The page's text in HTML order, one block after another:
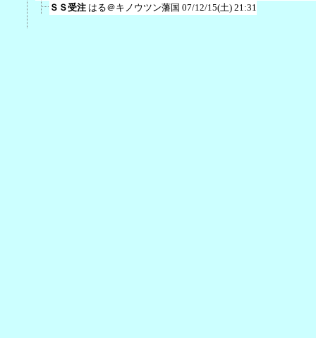
ＳＳ受注 はる＠キノウツン藩国 07/12/15(土) 21:31